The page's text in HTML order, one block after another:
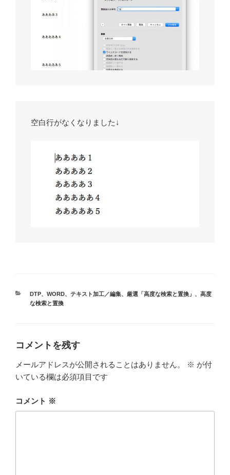
空白行がなくなりました↓
カ
テ
DTP、 WORD、 テキスト加工／編集、 厳選「高度な検索と置換」 、 高度
な検索と置換
コメントを残す
メールアドレスが公開されることはありません。 ※ が付
いている欄は必須項目です
コメント ※